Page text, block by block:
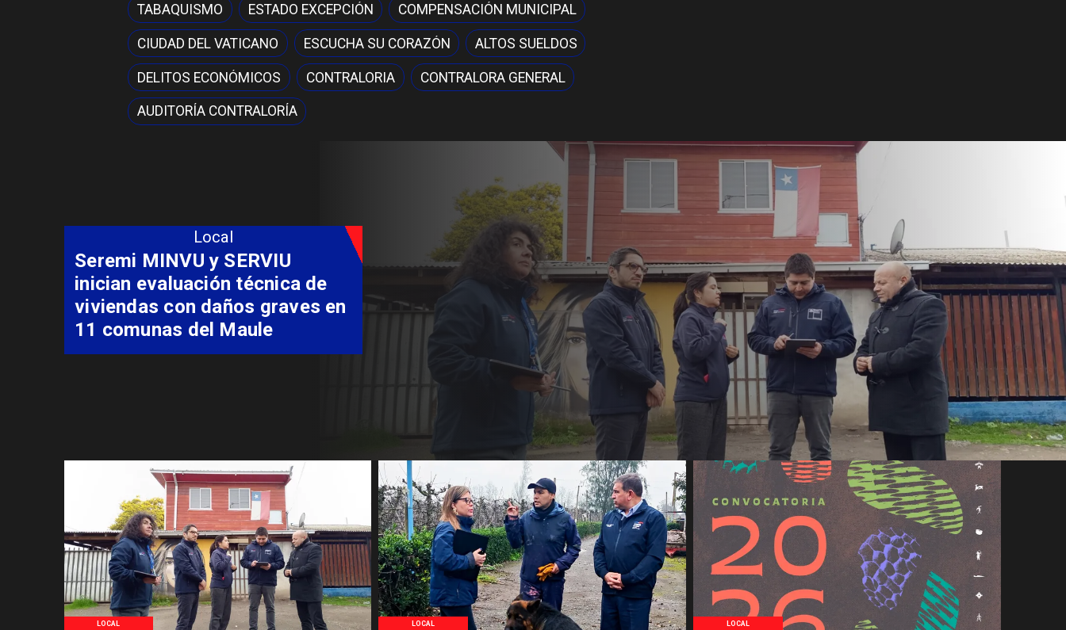
TABAQUISMO ESTADO EXCEPCIÓN COMPENSACIÓN MUNICIPAL
CIUDAD DEL VATICANO ESCUCHA SU CORAZÓN ALTOS SUELDOS
DELITOS ECONÓMICOS CONTRALORIA CONTRALORA GENERAL
AUDITORÍA CONTRALORÍA
LOCAL LOCAL LOCAL
Local
Fondo Orasmi entrega apoyo a
familia de Romeral para
costear alimentación
especializada de niño con
Síndrome de Intestino Corto